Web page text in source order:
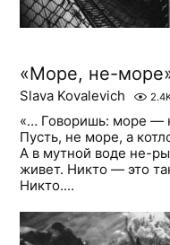
«Море, не-
Slava Kovalevich
«… Говоришь: море —
Пусть, не море, а
А в мутной воде не-
живет. Никто — это
Никто....